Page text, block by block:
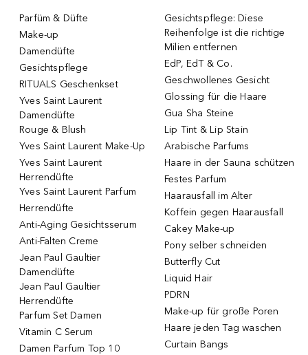
Parfüm & Düfte
Make-up
Damendüfte
Gesichtspflege
RITUALS Geschenkset
Yves Saint Laurent
Damendüfte
Rouge & Blush
Yves Saint Laurent Make-Up
Yves Saint Laurent
Herrendüfte
Yves Saint Laurent Parfum
Herrendüfte
Anti-Aging Gesichtsserum
Anti-Falten Creme
Jean Paul Gaultier
Damendüfte
Jean Paul Gaultier
Herrendüfte
Parfum Set Damen
Vitamin C Serum
Damen Parfum Top 10
Gesichtspflege: Diese
Reihenfolge ist die richtige
Milien entfernen
EdP, EdT & Co.
Geschwollenes Gesicht
Glossing für die Haare
Gua Sha Steine
Lip Tint & Lip Stain
Arabische Parfums
Haare in der Sauna schützen
Festes Parfum
Haarausfall im Alter
Koffein gegen Haarausfall
Cakey Make-up
Pony selber schneiden
Butterfly Cut
Liquid Hair
PDRN
Make-up für große Poren
Haare jeden Tag waschen
Curtain Bangs